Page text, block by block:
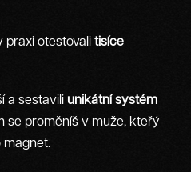
praxi otestovalitisíce
a sestaviliunikátní systém
se proměníš v muže, kteřý
magnet.